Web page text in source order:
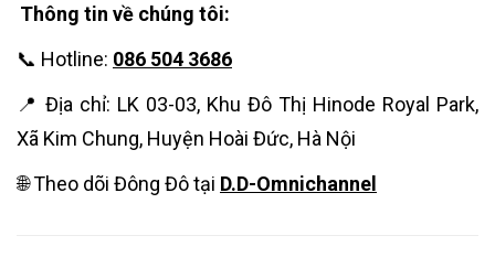
Thông tin về chúng tôi:
📞 Hotline: 086 504 3686
📍 Địa chỉ: LK 03-03, Khu Đô Thị Hinode Royal Park,
Xã Kim Chung, Huyện Hoài Đức, Hà Nội
🌐 Theo dõi Đông Đô tại D.D-Omnichannel